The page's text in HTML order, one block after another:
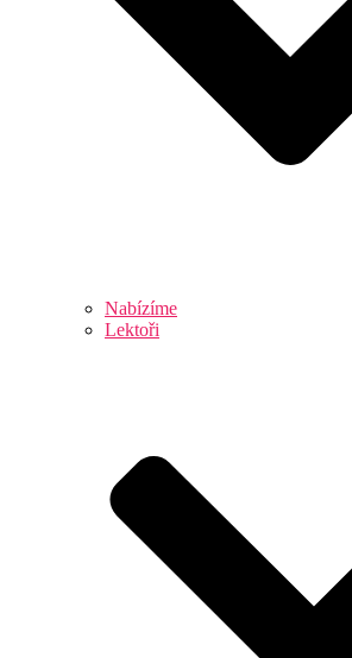
Nabízíme
Lektoři